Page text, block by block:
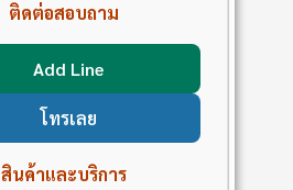
ติดต่อสอบถาม
Add Line
โทรเลย
สินค้าและบริการ